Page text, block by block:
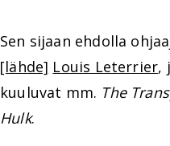
Sen sijaan ehdolla
[lähde] Louis Leterrier,
kuuluvat mm. The
Hulk.